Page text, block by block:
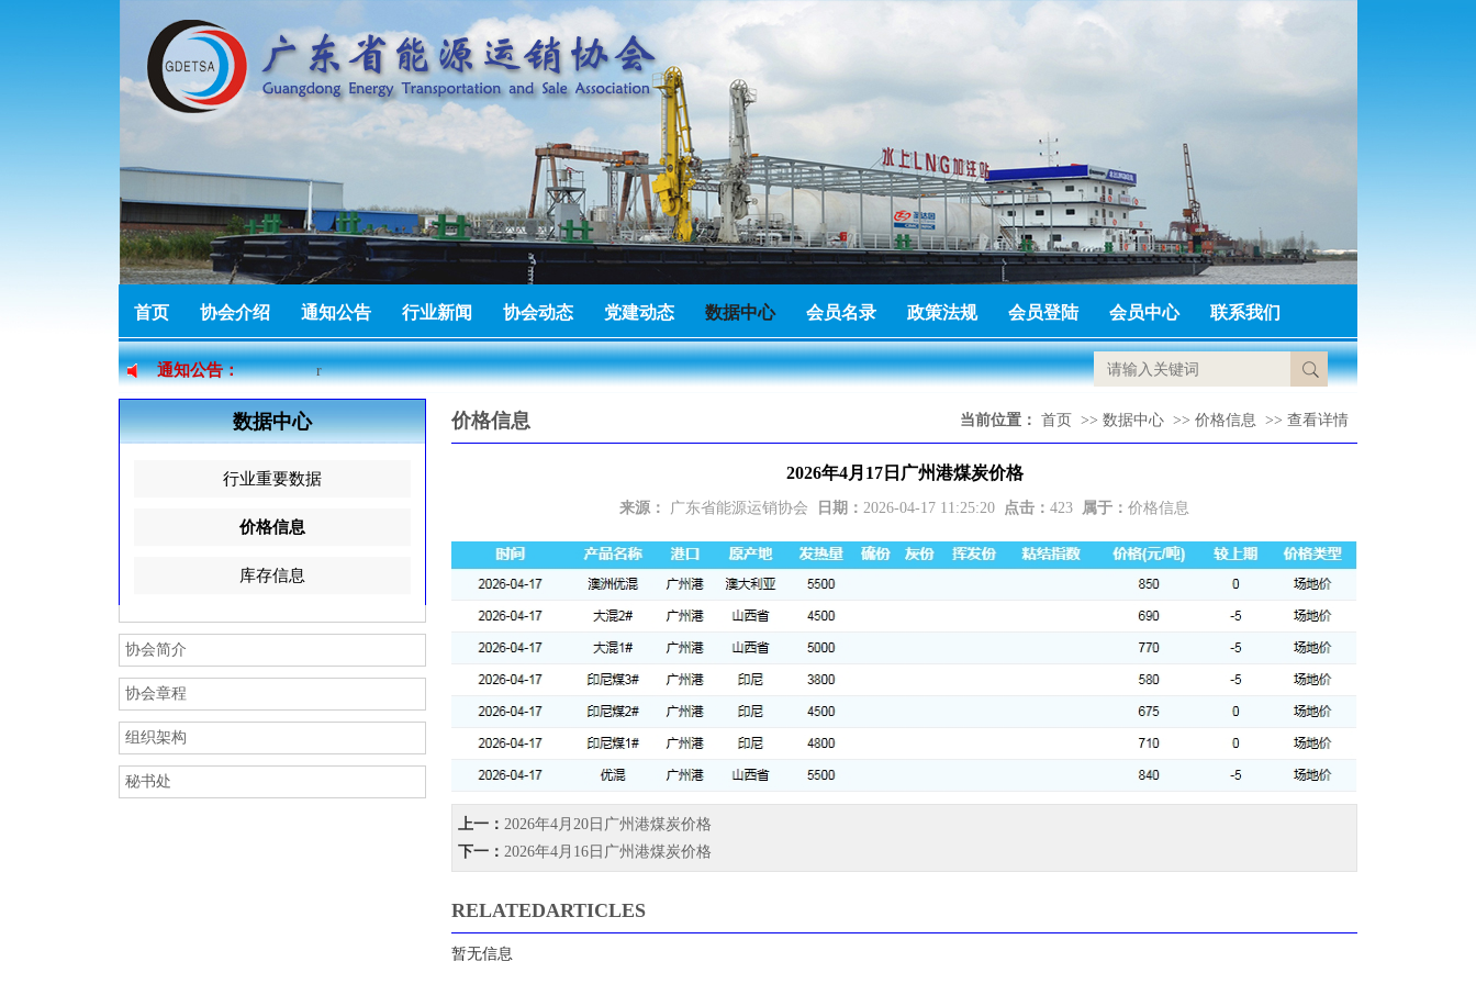
首页 协会介绍 通知公告 行业新闻 协会动态 党建动态 数据中心 会员名录 政策法规 会员登陆 会员中心 联系我们
加入协会
通知公告：
热烈祝贺广东燃力新能源有限公司成为广东省能源运销协会理事单位 2026-06-25
热烈祝贺佛山市索固五金建材有限公司成为广东省能源运销协会会员单位
r
热烈祝贺广州市泰丽贸易进出口有限公司成为广东省能源运销协会会员单位
r
关于支援广西抗洪救灾爱心捐助倡议书
r
热烈祝贺佛山市索固五金建材有限公司成为广东省能源运销协会会员单位
数据中心
行业重要数据
价格信息
库存信息
协会简介
协会章程
组织架构
秘书处
当前位置： 首页 >> 数据中心 >> 价格信息 >> 查看详情
价格信息
2026年4月17日广州港煤炭价格
来源： 广东省能源运销协会 日期： 2026-04-17 11:25:20 点击： 423 属于： 价格信息
上一： 2026年4月20日广州港煤炭价格
下一： 2026年4月16日广州港煤炭价格
RELATEDARTICLES
暂无信息